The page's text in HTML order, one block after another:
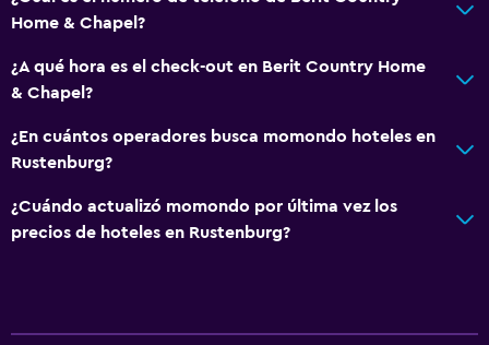
Home & Chapel?
¿A qué hora es el check-out en Berit Country Home
& Chapel?
¿En cuántos operadores busca momondo hoteles en
Rustenburg?
¿Cuándo actualizó momondo por última vez los
precios de hoteles en Rustenburg?